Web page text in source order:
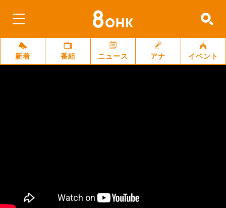
新着 番組 ニュース アナ イベント